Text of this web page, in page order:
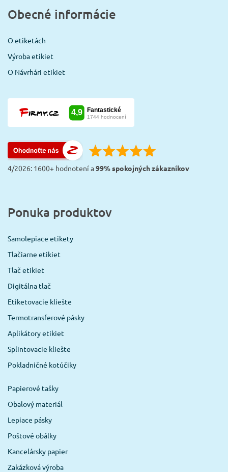
Obecné informácie
O etiketách
Výroba etikiet
O Návrhári etikiet
4/2026: 1600+ hodnotení a99% spokojných zákazníkov
Ponuka produktov
Samolepiace etikety
Tlačiarne etikiet
Tlač etikiet
Digitálna tlač
Etiketovacie kliešte
Termotransferové pásky
Aplikátory etikiet
Splintovacie kliešte
Pokladničné kotúčiky
Papierové tašky
Obalový materiál
Lepiace pásky
Poštové obálky
Kancelársky papier
Zakázková výroba